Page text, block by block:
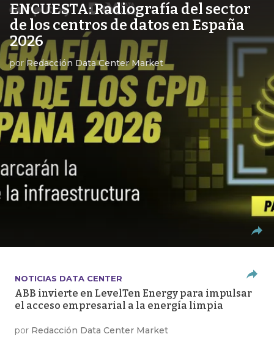
ENCUESTA: Radiografía del sector
de los centros de datos en España
2026
porRedacción Data Center Market
NOTICIAS DATA CENTER
ABB invierte en LevelTen Energy para impulsar
el acceso empresarial a la energía limpia
por Redacción Data Center Market